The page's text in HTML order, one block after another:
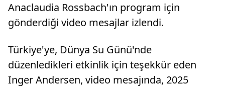
Anaclaudia Rossbach'ın program için
gönderdiği video mesajlar izlendi.
Türkiye'ye, Dünya Su Günü'nde
düzenledikleri etkinlik için teşekkür eden
Inger Andersen, video mesajında, 2025